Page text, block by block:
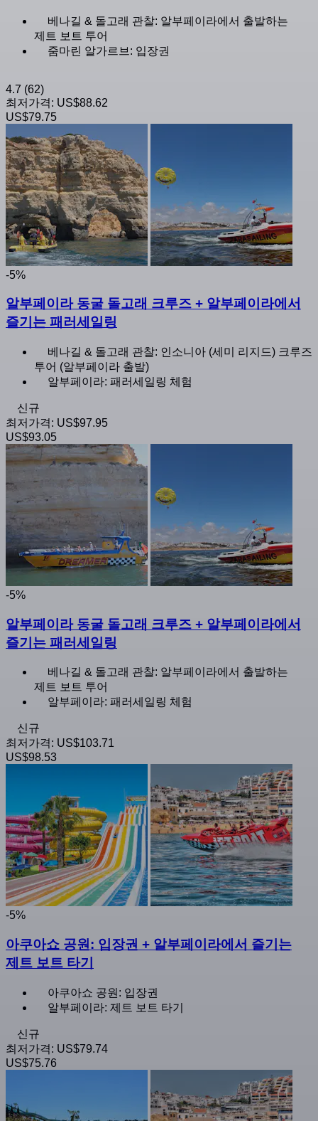
베나길 & 돌고래 관찰: 알부페이라에서 출발하는
제트 보트 투어
줌마린 알가르브: 입장권
4.7 (62)
최저가격: US$88.62
US$79.75
-5%
알부페이라 동굴 돌고래 크루즈 + 알부페이라에서
즐기는 패러세일링
베나길 & 돌고래 관찰: 인소니아 (세미 리지드) 크루즈
투어 (알부페이라 출발)
알부페이라: 패러세일링 체험
신규
최저가격: US$97.95
US$93.05
-5%
알부페이라 동굴 돌고래 크루즈 + 알부페이라에서
즐기는 패러세일링
베나길 & 돌고래 관찰: 알부페이라에서 출발하는
제트 보트 투어
알부페이라: 패러세일링 체험
신규
최저가격: US$103.71
US$98.53
-5%
아쿠아쇼 공원: 입장권 + 알부페이라에서 즐기는
제트 보트 타기
아쿠아쇼 공원: 입장권
알부페이라: 제트 보트 타기
신규
최저가격: US$79.74
US$75.76